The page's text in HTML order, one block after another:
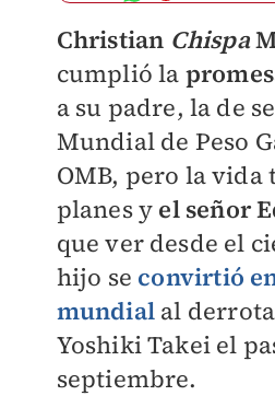
Christian Chispa
cumplió la
a su padre, la de
Mundial de Peso
OMB, pero la vida
planes y el señor
que ver desde el
hijo se convirtió
mundialal
Yoshiki Takei el
septiembre.